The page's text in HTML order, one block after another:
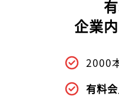
企業
2000
有料